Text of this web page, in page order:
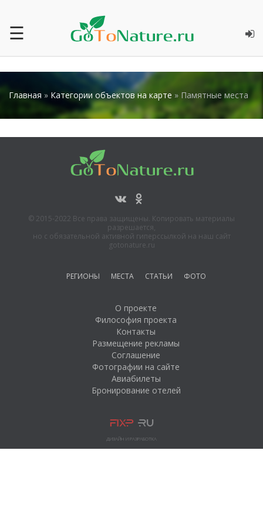
☰
Главная » Категории объектов на карте » Памятные места
© 2015-2022 Все права защищены. Копировать материалы
разрешается,
но с обязательной активной гиперссылкой на наш сайт
gotonature.ru
РЕГИОНЫ МЕСТА СТАТЬИ ФОТО
О проекте
Философия проекта
Контакты
Размещение рекламы
Соглашение
Фотографии на сайте
Авиабилеты
Бронирование отелей
ДИЗАЙН И РАЗРАБОТКА